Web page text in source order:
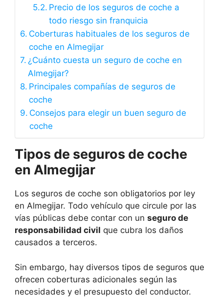
Precio de los seguros de coche a
todo riesgo sin franquicia
Coberturas habituales de los seguros de
coche en Almegijar
¿Cuánto cuesta un seguro de coche en
Almegijar?
Principales compañías de seguros de
coche
Consejos para elegir un buen seguro de
coche
Tipos de seguros de coche
en Almegijar
Los seguros de coche son obligatorios por ley
en Almegijar. Todo vehículo que circule por las
vías públicas debe contar con un seguro de
responsabilidad civil que cubra los daños
causados a terceros.
Sin embargo, hay diversos tipos de seguros que
ofrecen coberturas adicionales según las
necesidades y el presupuesto del conductor.